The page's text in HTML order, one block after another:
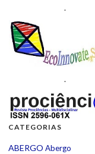
.
.
CATEGORIAS
ABERGO Abergo